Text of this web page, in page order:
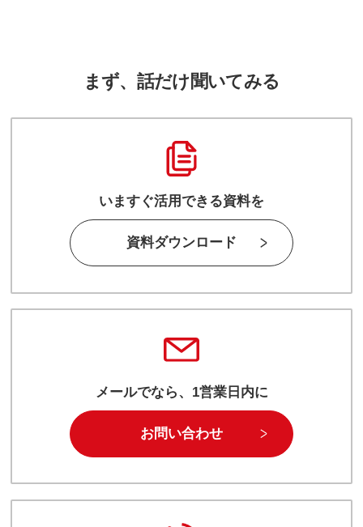
まず、話だけ聞いてみる
いますぐ活用できる資料を
資料ダウンロード
メールでなら、1営業日内に
お問い合わせ